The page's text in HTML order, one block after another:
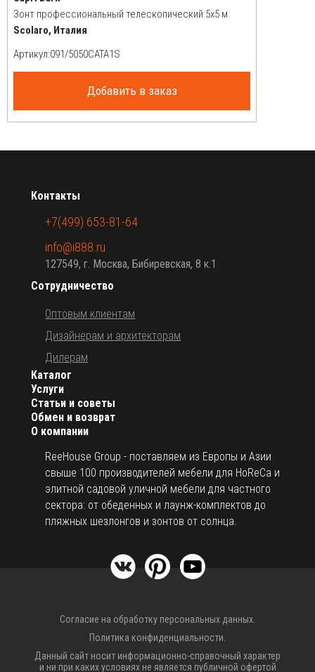
Зонт профессиональный телескопический 5х5 м
Scolaro, Италия
Артикул:
Добавить в заказ
О компании
ReeHouse Group - поставляем из Европы и Азии
свыше 100 производителей мебели для HoReCa и
элитной садовой уличной мебели для частного
сектора: от обеденных и лаунж-комплектов до
пляжных шезлонгов и зонтов от солнца.
Каталог
Услуги
Статьи и советы
Обмен и возврат
Сотрудничество
Оптовым клиентам
Дизайнерам и архитекторам
Дилерам
Контакты
+7(499) 653-81-64
info@i888.ru
127549, г. Москва, Бибиревская, 8 к.1
Согласие на обработку персональных данных.
Политика конфиденциальности.
Данный сайт носит информационно-справочный характер
и ни при каких условиях не является публичной офертой